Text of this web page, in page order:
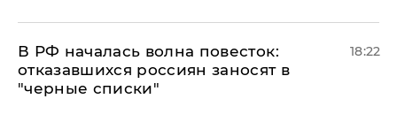
​В РФ началась волна повесток:
отказавшихся россиян заносят в
"черные списки"
18:22